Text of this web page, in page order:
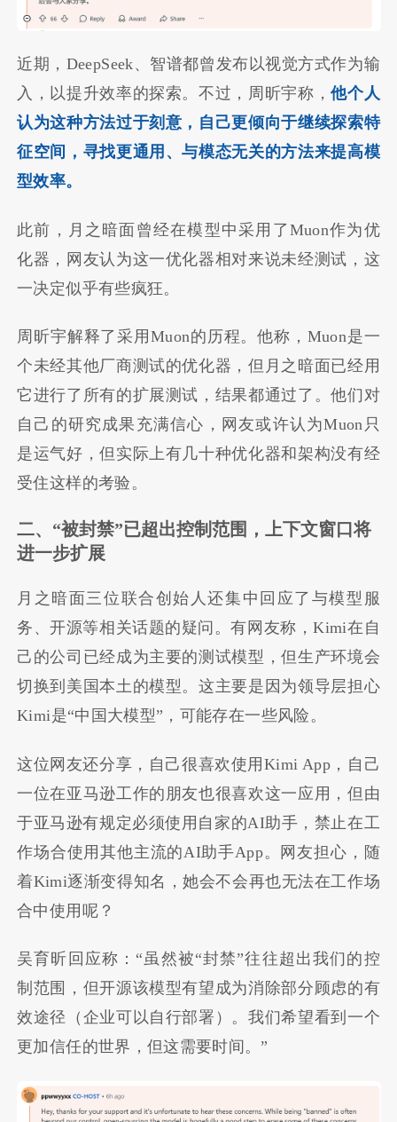
近期，DeepSeek、智谱都曾发布以视觉方式作为输
入，以提升效率的探索。不过，周昕宇称，他个人
认为这种方法过于刻意，自己更倾向于继续探索特
征空间，寻找更通用、与模态无关的方法来提高模
型效率。
此前，月之暗面曾经在模型中采用了Muon作为优
化器，网友认为这一优化器相对来说未经测试，这
一决定似乎有些疯狂。
周昕宇解释了采用Muon的历程。他称，Muon是一
个未经其他厂商测试的优化器，但月之暗面已经用
它进行了所有的扩展测试，结果都通过了。他们对
自己的研究成果充满信心，网友或许认为Muon只
是运气好，但实际上有几十种优化器和架构没有经
受住这样的考验。
二、“被封禁”已超出控制范围，上下文窗口将
进一步扩展
月之暗面三位联合创始人还集中回应了与模型服
务、开源等相关话题的疑问。有网友称，Kimi在自
己的公司已经成为主要的测试模型，但生产环境会
切换到美国本土的模型。这主要是因为领导层担心
Kimi是“中国大模型”，可能存在一些风险。
这位网友还分享，自己很喜欢使用Kimi App，自己
一位在亚马逊工作的朋友也很喜欢这一应用，但由
于亚马逊有规定必须使用自家的AI助手，禁止在工
作场合使用其他主流的AI助手App。网友担心，随
着Kimi逐渐变得知名，她会不会再也无法在工作场
合中使用呢？
吴育昕回应称：“虽然被“封禁”往往超出我们的控
制范围，但开源该模型有望成为消除部分顾虑的有
效途径（企业可以自行部署）。我们希望看到一个
更加信任的世界，但这需要时间。”